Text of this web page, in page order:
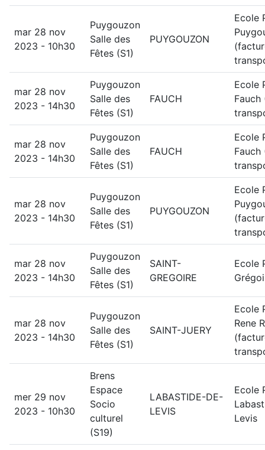
mar 28 nov
2023 - 10h30
Puygouzon
Salle des
Fêtes (S1)
PUYGOUZON
Ecole
mar 28 nov
2023 - 14h30
Puygouzon
Salle des
Fêtes (S1)
FAUCH
Ecole
Fauch
mar 28 nov
2023 - 14h30
Puygouzon
Salle des
Fêtes (S1)
FAUCH
Ecole
Fauch
mar 28 nov
2023 - 14h30
Puygouzon
Salle des
Fêtes (S1)
PUYGOUZON
Ecole
mar 28 nov
2023 - 14h30
Puygouzon
Salle des
Fêtes (S1)
SAINT-
GREGOIRE
Ecole
mar 28 nov
2023 - 14h30
Puygouzon
Salle des
Fêtes (S1)
SAINT-JUERY
Ecole
Rene
mer 29 nov
2023 - 10h30
Brens
Espace
Socio
culturel
(S19)
LABASTIDE-DE-
LEVIS
Ecole
Levis